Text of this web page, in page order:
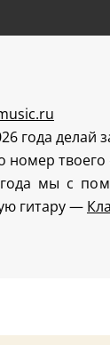
года делай
твоего
мы с
гитару —